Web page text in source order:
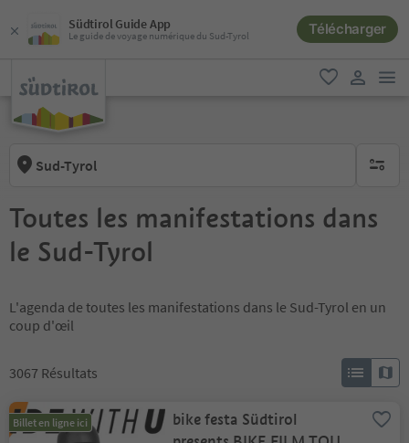
Südtirol Guide App
Le guide de voyage numérique du Sud-Tyrol Télécharger
favori
Sud-Tyrol aucun
Toutes les manifestations dans
le Sud-Tyrol
L'agenda de toutes les manifestations dans le Sud-Tyrol en un
coup d'œil
3067 Résultats
Billet en ligne ici
bike festa Südtirol